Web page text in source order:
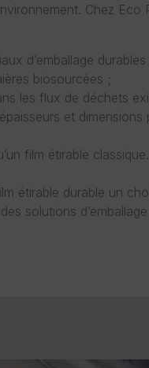
Chez Eco
d’emballage
biosourcées ;
les flux de déchets
et dimensions
film étirable classique.
étirable durable un
solutions